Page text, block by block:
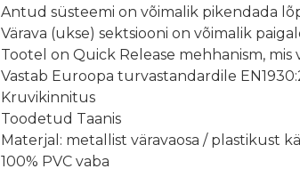
Antud süsteemi on võimalik pikendada
Värava (ukse) sektsiooni on võimalik
Tootel on Quick Release mehhanism,
Vastab Euroopa turvastandardile
Kruvikinnitus
Toodetud Taanis
Materjal: metallist väravaosa / plastikust
100% PVC vaba